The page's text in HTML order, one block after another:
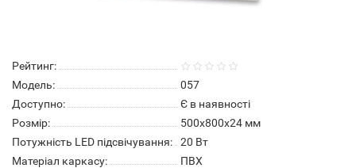
Рейтинг:
Модель:
057
Доступно:
Є в наявності
Розмір:
500х800х24 мм
Потужність LED підсвічування:
20 Вт
Матеріал каркасу:
ПВХ